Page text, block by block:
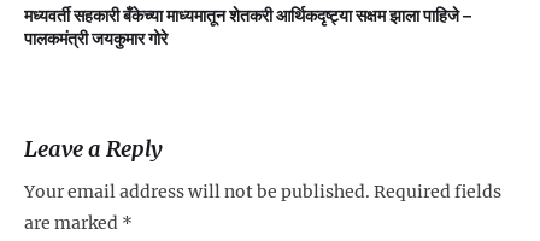
मध्यवर्ती सहकारी बँकेच्या माध्यमातून शेतकरी आर्थिकदृष्ट्या सक्षम झाला पाहिजे –
पालकमंत्री जयकुमार गोरे
Leave a Reply
Your email address will not be published. Required fields
are marked *